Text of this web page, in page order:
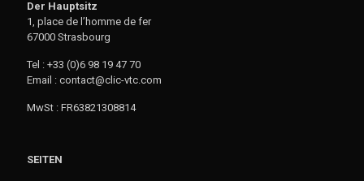
Der Hauptsitz
1, place de l’homme de fer
67000 Strasbourg
Tel : +33 (0)6 98 19 47 70
Email : contact@clic-vtc.com
MwSt : FR63821308814
SEITEN